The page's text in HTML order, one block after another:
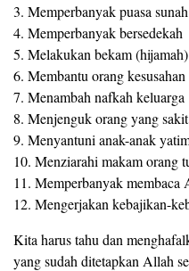
3. Memperbanyak puasa sunah
4. Memperbanyak bersedekah
5. Melakukan bekam (hijamah)
6. Membantu orang kesusahan
7. Menambah nafkah keluarga
8. Menjenguk orang yang sakit
9. Menyantuni anak-anak
10. Menziarahi makam orang
11. Memperbanyak membaca
12. Mengerjakan kebajikan-
Kita harus tahu dan
yang sudah ditetapkan Allah